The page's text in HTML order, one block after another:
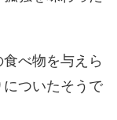
べ物を与えら
ついたそうで